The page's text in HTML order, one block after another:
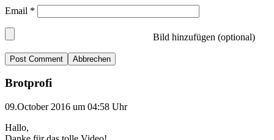
Email *
Bild hinzufügen (optional)
Abbrechen
Brotprofi
09.October 2016 um 04:58 Uhr
Hallo,